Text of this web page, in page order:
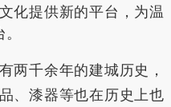
化提供新的平台，为温
两千余年的建城历史，
、漆器等也在历史上也